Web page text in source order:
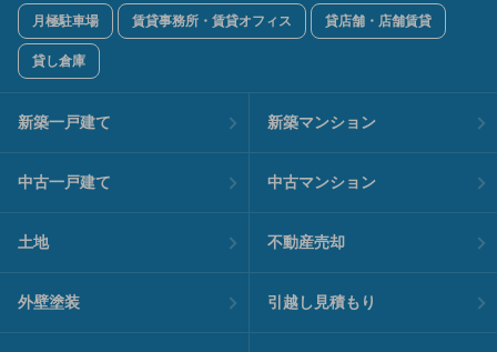
月極駐車場 賃貸事務所・賃貸オフィス 貸店舗・店舗賃貸
貸し倉庫
新築一戸建て 新築マンション
中古一戸建て 中古マンション
土地 不動産売却
外壁塗装 引越し見積もり